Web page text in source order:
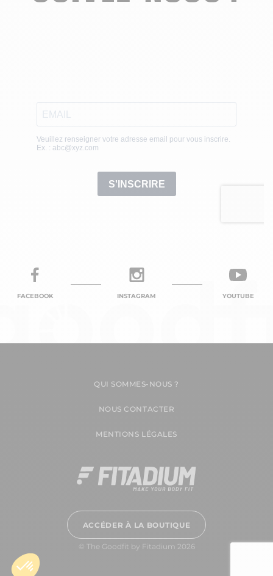
FACEBOOK INSTAGRAM YOUTUBE
QUI SOMMES-NOUS ?
NOUS CONTACTER
MENTIONS LÉGALES
ACCÉDER À LA BOUTIQUE
© The Goodfit by Fitadium 2026